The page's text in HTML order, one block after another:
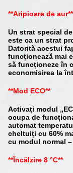
**Aripioare de aur**
Un strat special
este ca un strat
Datorită acestui
funcționează mai
să funcționeze în
economisirea la
**Mod ECO**
Activați modul
ocupa de
automat
cheltuiți cu 60%
cu modul normal
**Încălzire 8 °C**